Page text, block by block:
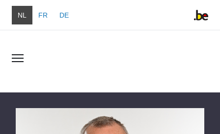
Overslaan en naar de inhoud gaan
NL FR DE